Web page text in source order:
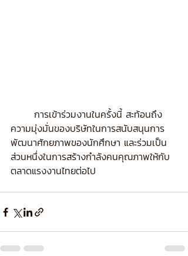
ความมุ่งมั่นของบริษัทในการสนับสนุนการ
พัฒนาศักยภาพของนักศึกษา และร่วมเป็น
ส่วนหนึ่งในการสร้างกำลังคนคุณภาพให้กับ
ตลาดแรงงานไทยต่อไป